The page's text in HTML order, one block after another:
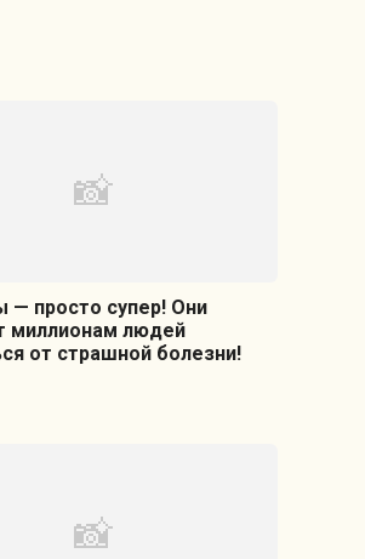
— просто супер! Они
миллионам людей
от страшной болезни!